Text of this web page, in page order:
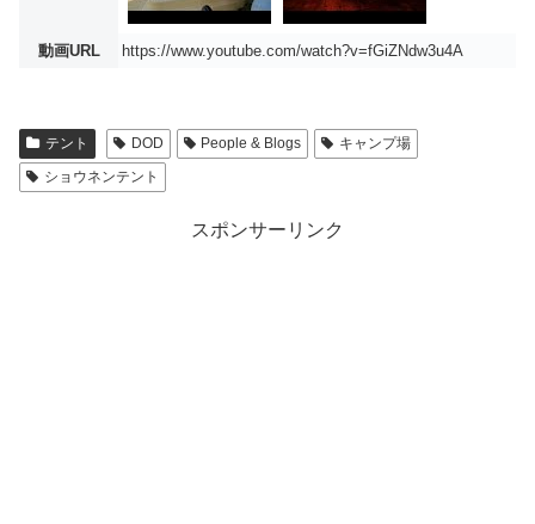
動画URL https://www.youtube.com/watch?v=fGiZNdw3u4A
テント DOD People & Blogs
キャンプ場
ショウネンテント
スポンサーリンク